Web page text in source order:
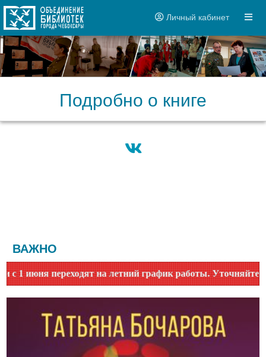
Личный кабинет
Подробно о книге
ВАЖНО
переходят на летний график работы. Уточняйте время